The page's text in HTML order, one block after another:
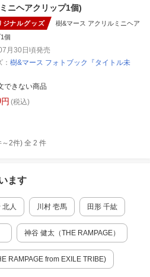
ニヘアクリップ1個)
ジナルグッズ
樹&マース アクリルミニヘア
個
月30日頃発売
樹&マース フォトブック『タイトル未
できない商品
円 (税込)
2件) 全 2 件
ます
北人 川村 壱馬 田形 千紘
神谷 健太（THE RAMPAGE）
RAMPAGE from EXILE TRIBE)